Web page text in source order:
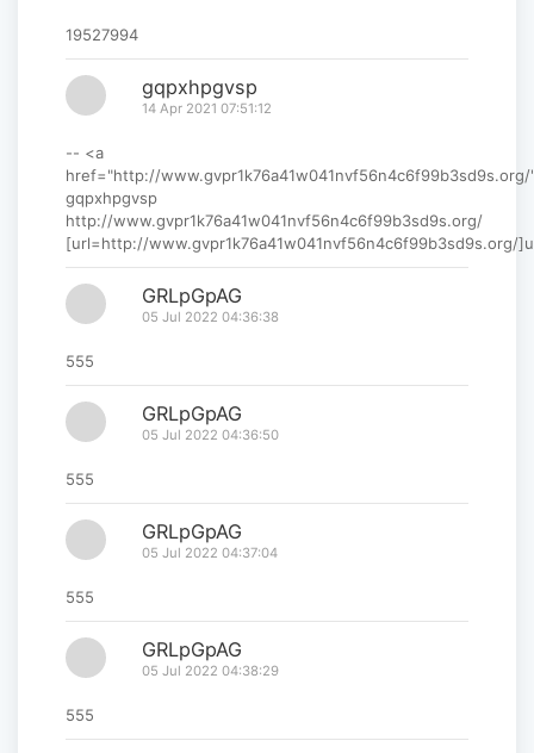
19527994
gqpxhpgvsp
14 Apr 2021 07:51:12
-- <a
href="http://
gqpxhpgvsp
http://www.gvpr1k76a41w041nvf56n4c6f99b3sd9s.org/
[url=http://www.gvpr1k76a41w041nvf56n4c6f99b3sd9s.org/
GRLpGpAG
05 Jul 2022 04:36:38
555
GRLpGpAG
05 Jul 2022 04:36:50
555
GRLpGpAG
05 Jul 2022 04:37:04
555
GRLpGpAG
05 Jul 2022 04:38:29
555